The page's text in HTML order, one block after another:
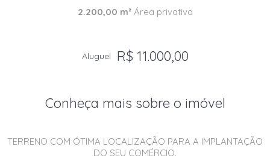
2.200,00 m²Área privativa
Aluguel R$ 11.000,00
Conheça mais sobre o imóvel
TERRENO COM ÓTIMA LOCALIZAÇÃO PARA A IMPLANTAÇÃO
DO SEU COMÉRCIO.